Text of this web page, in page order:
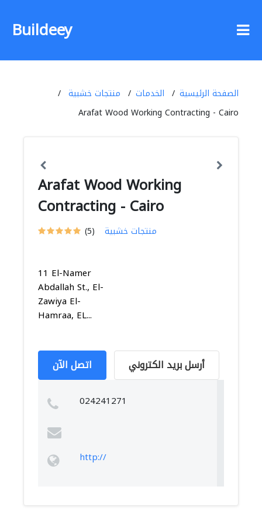
Buildeey
الصفحة الرئيسية الخدمات
منتجات خشبية
Arafat Wood Working Contracting - Cairo
Arafat Wood Working
Contracting - Cairo
(5) منتجات خشبية
11 El-Namer
Abdallah St., El-
Zawiya El-
Hamraa, EL...
اتصل الآن أرسل بريد الكتروني
024241271
http://